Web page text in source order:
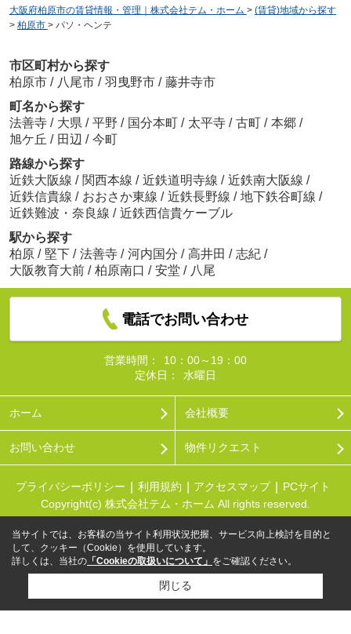
大阪府柏原市の賃貸情報・管理｜株式会社テム・ホーム > (賃貸)地域から探す
> 柏原市 > パソ・ヘンテ
市区町村から探す
柏原市 / 八尾市 / 羽曳野市 / 藤井寺市
町名から探す
法善寺 / 大県 / 平野 / 国分本町 / 太平寺 / 古町 / 本郷 /
旭ケ丘 / 田辺 / 今町
路線から探す
近鉄大阪線 / 関西本線 / 近鉄道明寺線 / 近鉄南大阪線 /
近鉄信貴線 / おおさか東線 / 近鉄長野線 / 地下鉄谷町線 /
近鉄難波・奈良線 / 近鉄西信貴ケーブル
駅から探す
柏原 / 堅下 / 法善寺 / 河内国分 / 高井田 / 志紀 /
大阪教育大前 / 柏原南口 / 安堂 / 八尾
電話でお問い合わせ
営業時間：
10：00～19：00
定休日：
水曜日
ホーム 会社概要
お問い合わせ 物件リクエスト
プライバシーポリシー 利用規約 アクセスマップ
PCサイト
Copyright(c) 株式会社テム・ホーム All rights reserved.
当サイトでは、お客様の当サイト利用状況把握、サービス向上検討を目的と
して、クッキー（Cookie）を使用しています。
詳しくは、当社の 「Cookieの取扱いについて」 をご確認ください。
閉じる